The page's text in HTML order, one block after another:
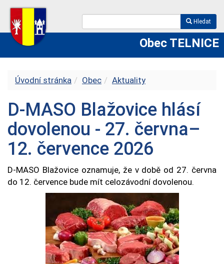
Hledat
Obec TELNICE
Úvodní stránka Obec Aktuality
D-MASO Blažovice hlásí
dovolenou - 27. června–
12. července 2026
D-MASO Blažovice oznamuje, že v době od 27. června
do 12. července bude mít celozávodní dovolenou.